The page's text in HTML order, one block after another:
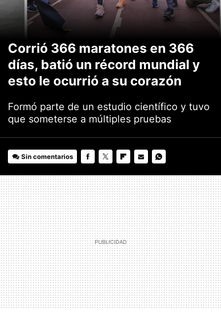
Corrió 366 maratones en 366
días, batió un récord mundial y
esto le ocurrió a su corazón
Formó parte de un estudio científico y tuvo
que someterse a múltiples pruebas
Sin comentarios
MAIL